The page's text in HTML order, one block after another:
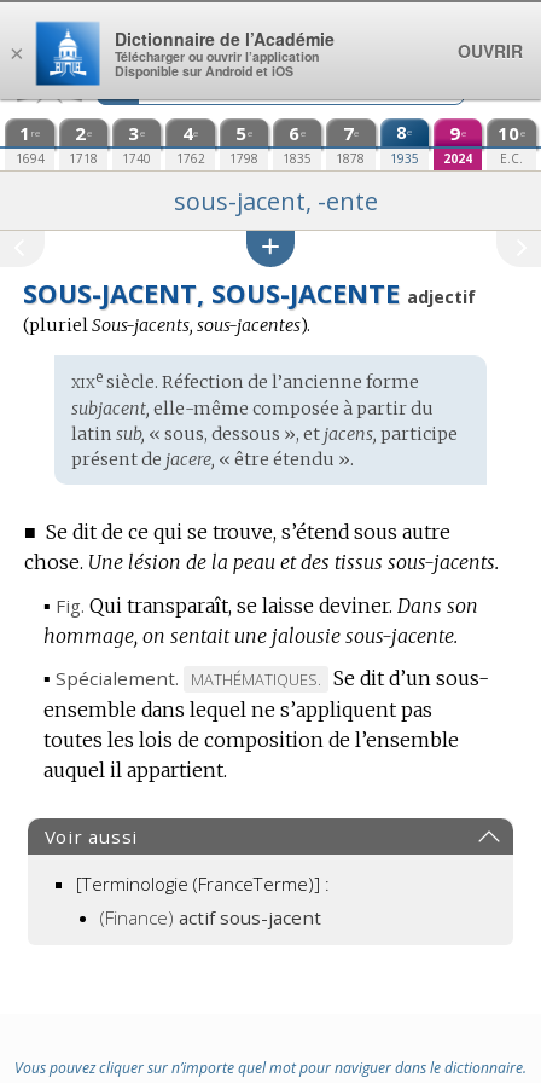
Aller au contenu
1 re
1694
2e
1718
3e
1740
4e
1762
5e
1798
6e
1835
7e
1878
8e
1935
9e
2024
10e
E.C.
sous-jacent, -ente
SOUS-JACENT, SOUS-JACENTE adjectif
(plurielSous-jacents, sous-jacentes).
Étymologie
:
xixesiècle. Réfection de l’ancienne forme
subjacent, elle-même composée à partir du
latin sub, « sous, dessous », et jacens, participe
présent de jacere, « être étendu ».
■ Se dit de ce qui se trouve, s’étend sous autre
chose. Une lésion de la peau et des tissus sous-jacents.
▪ Fig. Qui transparaît, se laisse deviner. Dans son
hommage, on sentait une jalousie sous-jacente.
▪ Spécialement.
MARQUE
DE
DOMAINE
:
MATHÉMATIQUES.
Se dit d’un sous-
ensemble dans lequel ne s’appliquent pas
toutes les lois de composition de l’ensemble
auquel il appartient.
Voir aussi
[Terminologie (FranceTerme)] :
(Finance)actif sous-jacent
Vous pouvez cliquer sur n’importe quel mot pour naviguer dans le dictionnaire.
×
Dictionnaire de l’Académie
Télécharger ou ouvrir l’application
Disponible sur Android et iOS
OUVRIR